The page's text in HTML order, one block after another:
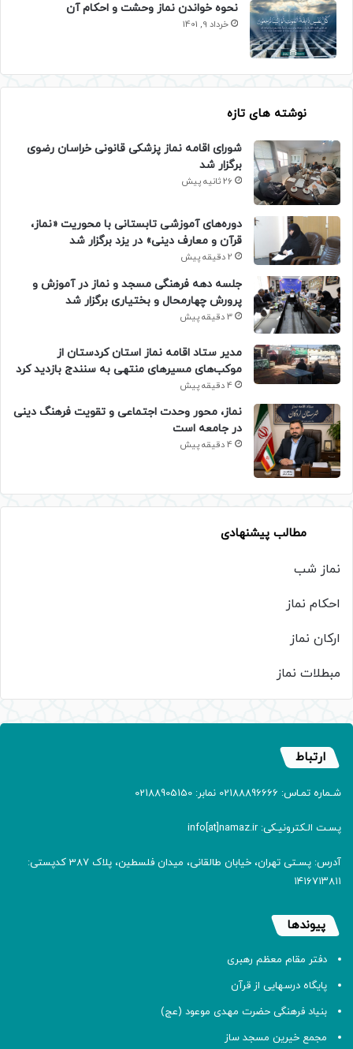
نحوه خواندن نماز وحشت و احکام آن
خرداد 9, 1401
نوشته های تازه
شورای اقامه نماز پزشکی قانونی خراسان رضوی
برگزار شد
26 ثانیه پیش
دوره‌های آموزشی تابستانی با محوریت «نماز،
قرآن و معارف دینی» در یزد برگزار شد
2 دقیقه پیش
جلسه دهه فرهنگی مسجد و نماز در آموزش و
پرورش چهارمحال و بختیاری برگزار شد
3 دقیقه پیش
مدیر ستاد اقامه نماز استان کردستان از
موکب‌های مسیرهای منتهی به سنندج بازدید کرد
4 دقیقه پیش
نماز، محور وحدت اجتماعی و تقویت فرهنگ دینی
در جامعه است
4 دقیقه پیش
مطالب پیشنهادی
نماز شب
احکام نماز
ارکان نماز
مبطلات نماز
ارتباط
شـماره تمـاس: 02188896666 نمابر: 02188905150
پسـت الـکترونیـکی: info[at]namaz.ir
آدرس: پسـتی تهران، خیابان طالقانی، میدان فلسطین، پلاک 387 کدپستی:
۱۴۱۶۷۱۳۸۱۱
پیوندها
دفتر مقام معظم رهبری
پایگاه درسهایی از قرآن
بنیاد فرهنگی حضرت مهدی موعود (عج)
مجمع خیرین مسجد ساز